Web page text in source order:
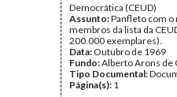
Democrática (CEUD)
Assunto:Panfleto com o
membros da lista da
200.000 exemplares).
Data: Outubro de 1969
Fundo:Alberto Arons de
Tipo Documental:
Página(s): 1